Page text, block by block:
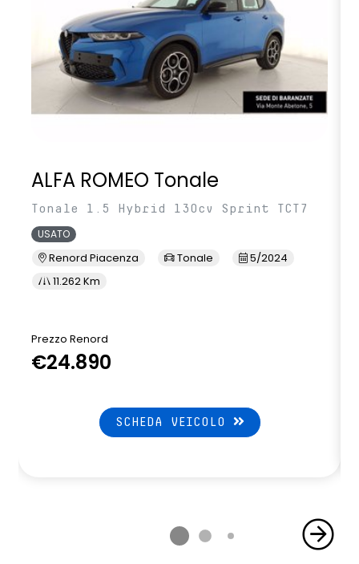
ALFA ROMEO Tonale
Tonale 1.5 Hybrid 130cv Sprint TCT7
USATO
Renord Piacenza Tonale
5/2024
11.262 Km
Prezzo Renord
€24.890
SCHEDA VEICOLO